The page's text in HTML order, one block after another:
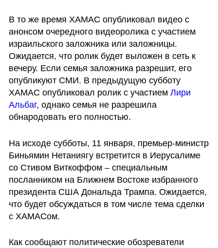
В то же время ХАМАС опубликовал видео с
анонсом очередного видеоролика с участием
израильского заложника или заложницы.
Ожидается, что ролик будет выложен в сеть к
вечеру. Если семья заложника разрешит, его
опубликуют СМИ. В предыдущую субботу
ХАМАС опубликовал ролик с участием Лири
Альбаг, однако семья не разрешила
обнародовать его полностью.
На исходе субботы, 11 января, премьер-министр
Биньямин Нетаниягу встретится в Иерусалиме
со Стивом Виткоффом – специальным
посланником на Ближнем Востоке избранного
президента США Дональда Трампа. Ожидается,
что будет обсуждаться в том числе тема сделки
с ХАМАСом.
Как сообщают политические обозреватели